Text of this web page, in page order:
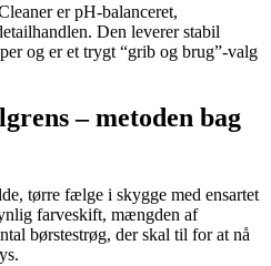
er pH-balanceret,
Den leverer stabil
og er et trygt “grib og brug”-valg
– metoden bag
tørre fælge i skygge med ensartet
farveskift, mængden af
børstestrøg, der skal til for at nå